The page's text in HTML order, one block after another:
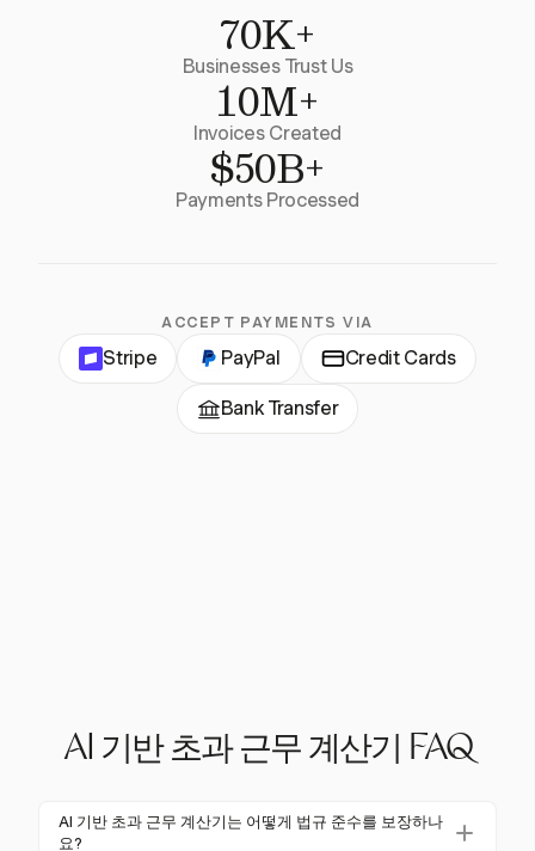
70K+
Businesses Trust Us
10M+
Invoices Created
$50B+
Payments Processed
ACCEPT PAYMENTS VIA
Stripe PayPal Credit Cards
Bank Transfer
AI 기반 초과 근무 계산기 FAQ
AI 기반 초과 근무 계산기는 어떻게 법규 준수를 보장하나
요?